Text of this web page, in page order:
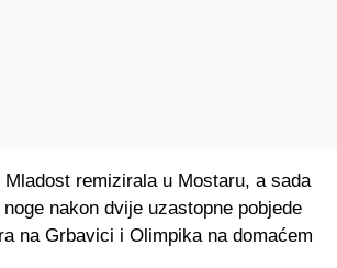
remizirala u Mostaru, a sada
nakon dvije uzastopne pobjede
na Grbavici i Olimpika na domaćem